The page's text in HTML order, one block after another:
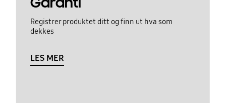
Registrer produktet ditt og finn ut hva som
dekkes
LES MER